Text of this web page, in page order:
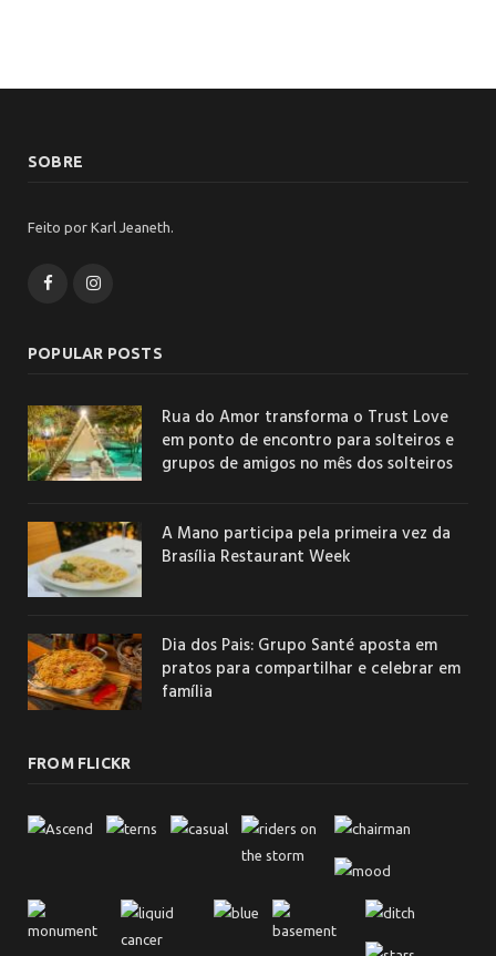
SOBRE
Feito por Karl Jeaneth.
FacebookInstagram
POPULAR POSTS
Rua do Amor transforma o Trust Love
em ponto de encontro para solteiros e
grupos de amigos no mês dos solteiros
A Mano participa pela primeira vez da
Brasília Restaurant Week
Dia dos Pais: Grupo Santé aposta em
pratos para compartilhar e celebrar em
família
FROM FLICKR